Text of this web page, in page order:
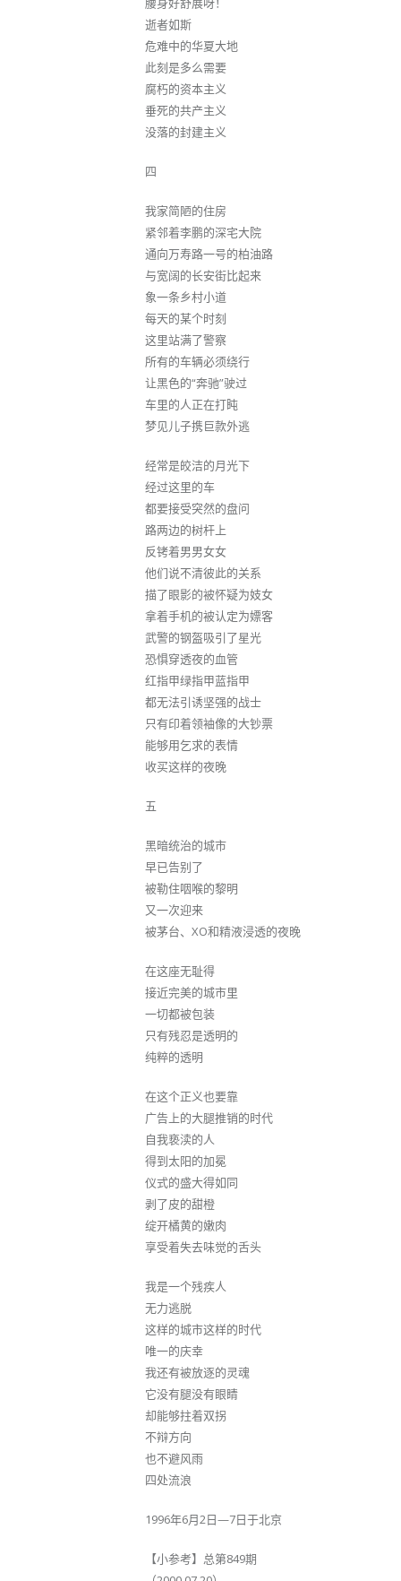
逝者如斯
危难中的华夏大地
此刻是多么需要
腐朽的资本主义
垂死的共产主义
没落的封建主义
四
我家简陋的住房
紧邻着李鹏的深宅大院
通向万寿路一号的柏油路
与宽阔的长安街比起来
象一条乡村小道
每天的某个时刻
这里站满了警察
所有的车辆必须绕行
让黑色的“奔驰”驶过
车里的人正在打盹
梦见儿子携巨款外逃
经常是皎洁的月光下
经过这里的车
都要接受突然的盘问
路两边的树杆上
反铐着男男女女
他们说不清彼此的关系
描了眼影的被怀疑为妓女
拿着手机的被认定为嫖客
武警的钢盔吸引了星光
恐惧穿透夜的血管
红指甲绿指甲蓝指甲
都无法引诱坚强的战士
只有印着领袖像的大钞票
能够用乞求的表情
收买这样的夜晚
五
黑暗统治的城市
早已告别了
被勒住咽喉的黎明
又一次迎来
被茅台、XO和精液浸透的夜晚
在这座无耻得
接近完美的城市里
一切都被包装
只有残忍是透明的
纯粹的透明
在这个正义也要靠
广告上的大腿推销的时代
自我亵渎的人
得到太阳的加冕
仪式的盛大得如同
剥了皮的甜橙
绽开橘黄的嫩肉
享受着失去味觉的舌头
我是一个残疾人
无力逃脱
这样的城市这样的时代
唯一的庆幸
我还有被放逐的灵魂
它没有腿没有眼睛
却能够拄着双拐
不辩方向
也不避风雨
四处流浪
1996年6月2日—7日于北京
【小参考】总第849期